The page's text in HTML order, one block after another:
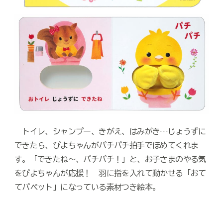
トイレ、シャンプー、きがえ、はみがき…じょうずに
できたら、ぴよちゃんがパチパチ拍手でほめてくれま
す。「できたね～、パチパチ！」と、お子さまのやる気
をぴよちゃんが応援！ 羽に指を入れて動かせる「おて
てパペット」になっている素材つき絵本。